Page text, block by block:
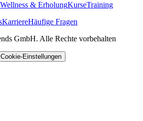
Wellness & ErholungKurseTraining
KarriereHäufige Fragen
GmbH. Alle Rechte vorbehalten
Cookie-Einstellungen